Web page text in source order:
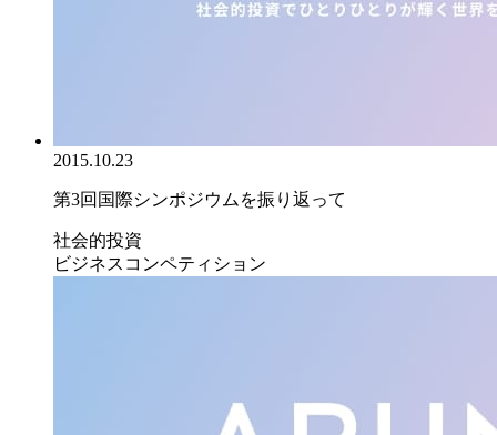
2015.10.23
第3回国際シンポジウムを振り返って
社会的投資
ビジネスコンペティション